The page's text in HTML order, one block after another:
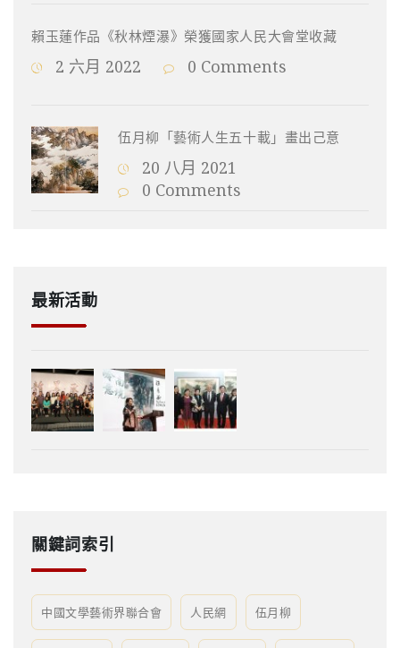
賴玉蓮作品《秋林煙瀑》榮獲國家人民大會堂收藏
2 六月 2022 0 Comments
伍月柳「藝術人生五十載」畫出己意
20 八月 2021
0 Comments
最新活動
關鍵詞索引
中國文學藝術界聯合會 人民網 伍月柳